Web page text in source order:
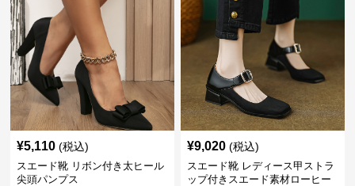
¥5,110 (税込)
スエード靴 リボン付き太ヒール
尖頭パンプス
¥9,020 (税込)
スエード靴 レディース甲ストラ
ップ付きスエード素材ローヒー